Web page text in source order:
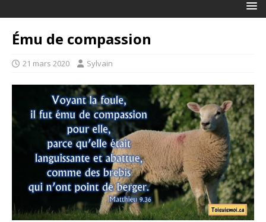
Ému de compassion
21 mars 2020 Sylvain